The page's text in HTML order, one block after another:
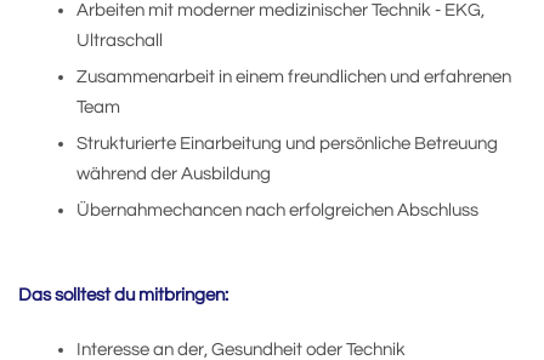
Arbeiten mit moderner medizinischer Technik - EKG,
Ultraschall
Zusammenarbeit in einem freundlichen und erfahrenen
Team
Strukturierte Einarbeitung und persönliche Betreuung
während der Ausbildung
Übernahmechancen nach erfolgreichen Abschluss
Das solltest du mitbringen:
Interesse an der, Gesundheit oder Technik